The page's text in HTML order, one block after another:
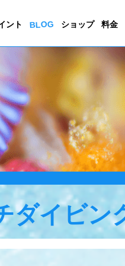
ント BLOG ショップ 料金
ダイビン